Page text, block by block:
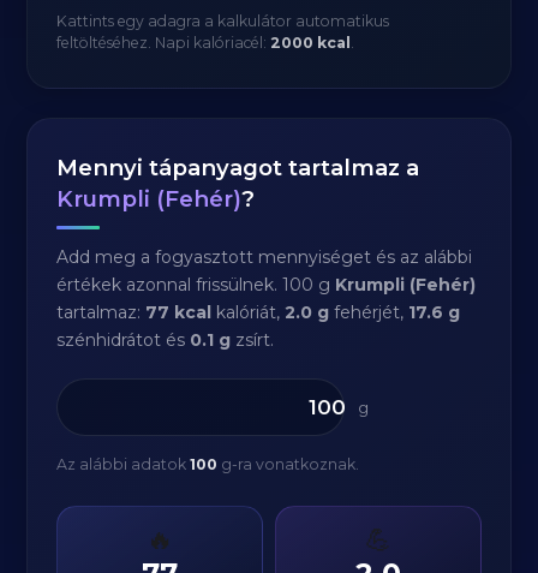
Kattints egy adagra a kalkulátor automatikus
feltöltéséhez. Napi kalóriacél: 2000 kcal .
Mennyi tápanyagot tartalmaz a
Krumpli (Fehér)?
Add meg a fogyasztott mennyiséget és az alábbi
értékek azonnal frissülnek. 100 g Krumpli (Fehér)
tartalmaz: 77 kcal kalóriát,2.0 g fehérjét, 17.6 g
szénhidrátot és 0.1 g zsírt.
g
Az alábbi adatok100 g-ra vonatkoznak.
🔥 💪